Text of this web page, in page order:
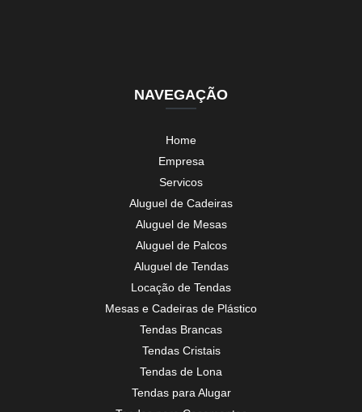
NAVEGAÇÃO
Home
Empresa
Servicos
Aluguel de Cadeiras
Aluguel de Mesas
Aluguel de Palcos
Aluguel de Tendas
Locação de Tendas
Mesas e Cadeiras de Plástico
Tendas Brancas
Tendas Cristais
Tendas de Lona
Tendas para Alugar